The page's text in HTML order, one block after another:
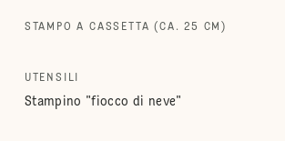
STAMPO A CASSETTA (CA. 25 CM)
UTENSILI
Stampino "fiocco di neve"